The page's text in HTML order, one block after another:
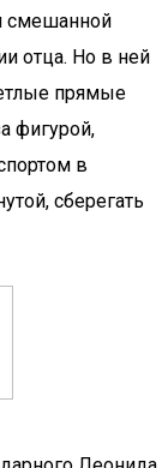
смешанной
отца. Но в ней
прямые
фигурой,
в
сберегать